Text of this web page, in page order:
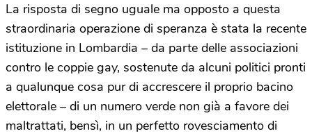
La risposta di segno uguale ma opposto a questa
straordinaria operazione di speranza è stata la recente
istituzione in Lombardia – da parte delle associazioni
contro le coppie gay, sostenute da alcuni politici pronti
a qualunque cosa pur di accrescere il proprio bacino
elettorale – di un numero verde non già a favore dei
maltrattati, bensì, in un perfetto rovesciamento di